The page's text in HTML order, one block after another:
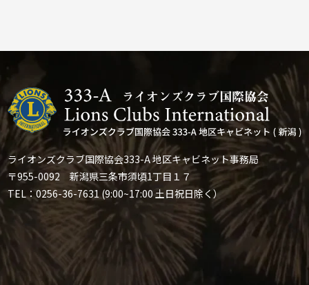
ライオンズクラブ国際協会333-A 地区キャビネット事務局
〒955-0092 新潟県三条市須頃1丁目１７
TEL：0256-36-7631 (9:00~17:00 土日祝日除く）